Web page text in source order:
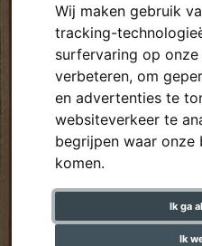
Wij maken gebruik
tracking-
surfervaring op
verbeteren, om
en advertenties te
websiteverkeer te
begrijpen waar onze
komen.
Ik ga
Ik
Terug